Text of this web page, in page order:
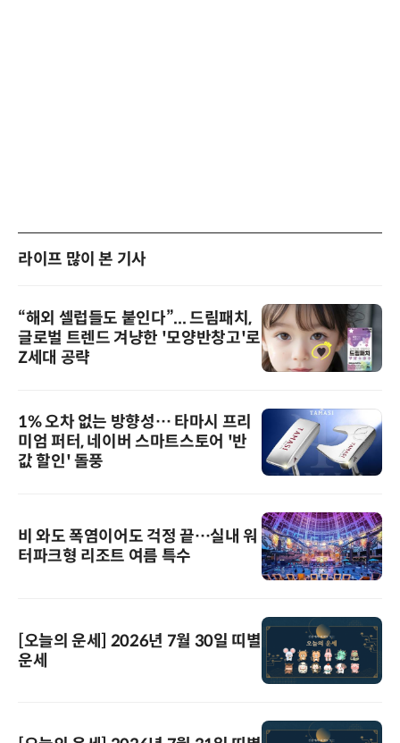
라이프 많이 본 기사
“해외 셀럽들도 붙인다”... 드림패치,
글로벌 트렌드 겨냥한 '모양반창고'로
Z세대 공략
1% 오차 없는 방향성… 타마시 프리
미엄 퍼터, 네이버 스마트스토어 '반
값 할인' 돌풍
비 와도 폭염이어도 걱정 끝…실내 워
터파크형 리조트 여름 특수
[오늘의 운세] 2026년 7월 30일 띠별
운세